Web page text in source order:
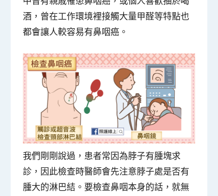
酒，曾在工作環境裡接觸大量甲醛等特點也
都會讓人較容易有鼻咽癌。
我們剛剛說過，患者常因為脖子有腫塊求
診，因此檢查時醫師會先注意脖子處是否有
腫大的淋巴結。要檢查鼻咽本身的話，就無